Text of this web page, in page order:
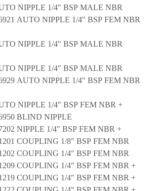
NIPPLE 1/4" BSP MALE NBR
AUTO NIPPLE 1/4" BSP FEM NBR
NIPPLE 1/4" BSP MALE NBR
NIPPLE 1/4" BSP MALE NBR
AUTO NIPPLE 1/4" BSP FEM NBR
NIPPLE 1/4" BSP FEM NBR +
BLIND NIPPLE
NIPPLE 1/4" BSP FEM NBR +
COUPLING 1/8" BSP FEM NBR
COUPLING 1/4" BSP FEM NBR
COUPLING 1/4" BSP FEM NBR +
COUPLING 1/4" BSP FEM NBR +